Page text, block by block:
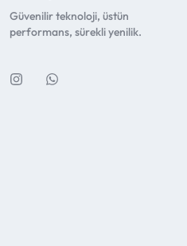
Güvenilir teknoloji, üstün
performans, sürekli yenilik.